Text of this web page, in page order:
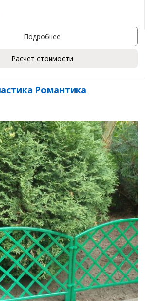
Заказать
к заказу
Подробнее
Расчет стоимости
Романтика